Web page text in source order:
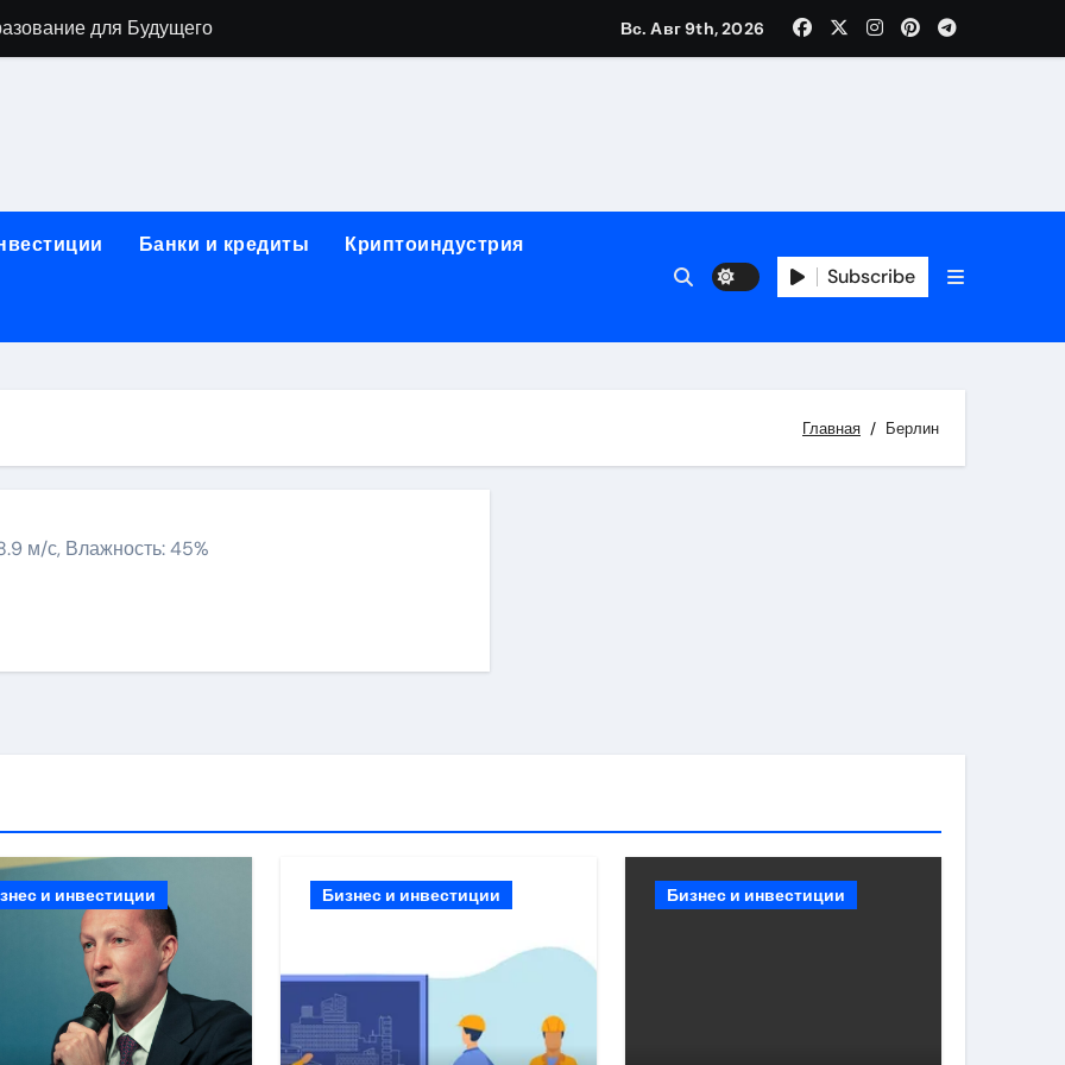
для Будущего
в Москву и обратно по привлекательным ценам
Всё, что нужно знать
в компании ИНКОМ-Недвижимость
Вс. Авг 9th, 2026
Банки и кредиты Криптоиндустрия
Subscribe
Главная Берлин
м/с, Влажность: 45%
и инвестиции Бизнес и инвестиции Бизнес и инвестиции